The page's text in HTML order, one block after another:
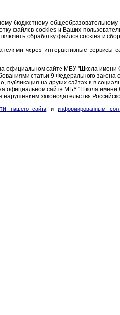
бюджетному общеобразовательному
файлов cookies и Ваших
обработку файлов cookies и сбор
через интерактивные сервисы
официальном сайте МБУ "Школа имени
статьи 9 Федерального
на других сайтах и в
официальном сайте МБУ "Школа имени
нарушением законодательства
нашего сайта иинформированным
помощь по вопросам развития,